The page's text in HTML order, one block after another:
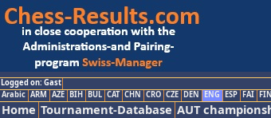
Logged on: Gast
Arabic ARM AZE BIH BUL CAT CHN CRO CZE DEN ENG ESP FAI FIN
Home Tournament-Database AUT